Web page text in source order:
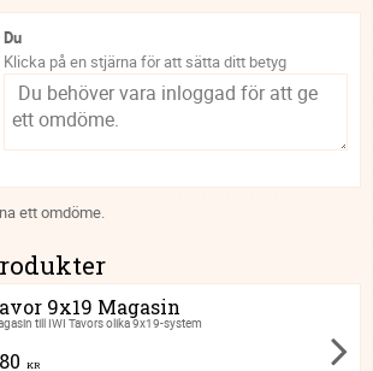
Du
Klicka på en stjärna för att sätta ditt betyg
ett omdöme.
9x19 Magasin
till IWI Tavors olika 9x19-system
KR